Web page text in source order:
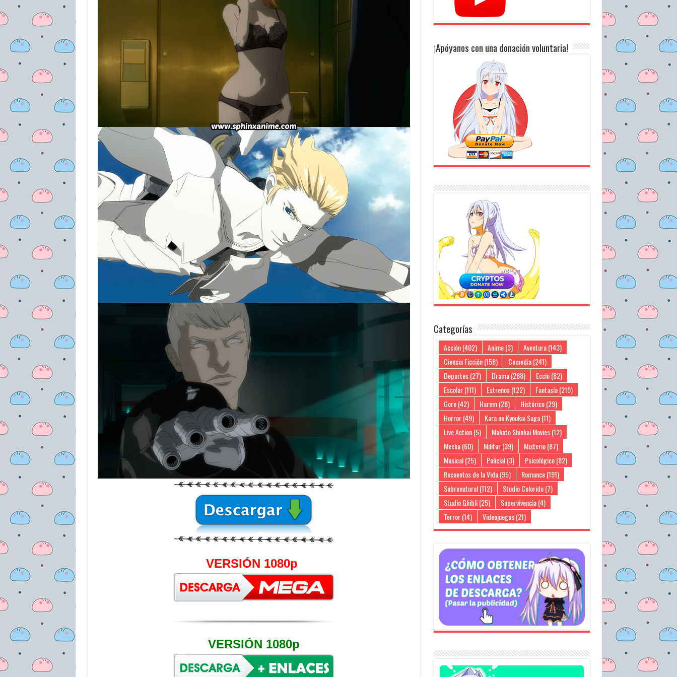
VERSIÓN 1080p
VERSIÓN 1080p
¡Apóyanos con una donación voluntaria!
Categorías
Acción(402) Anime(3) Aventura(143)
Ciencia Ficción(158) Comedia(241)
Deportes(27) Drama(288) Ecchi(82)
Escolar(111) Estrenos(122) Fantasía(219)
Gore(42) Harem(28) Histórico(29)
Horror(49) Kara no Kyoukai Saga(11)
Live Action(5) Makoto Shinkai Movies(12)
Mecha(60) Militar(39) Misterio(87)
Musical(25) Policial(3) Psicológico(82)
Recuentos de la Vida(95) Romance(191)
Sobrenatural(112) Studio Colorido(7)
Studio Ghibli(25) Supervivencia(4)
Terror(14) Videojuegos(21)